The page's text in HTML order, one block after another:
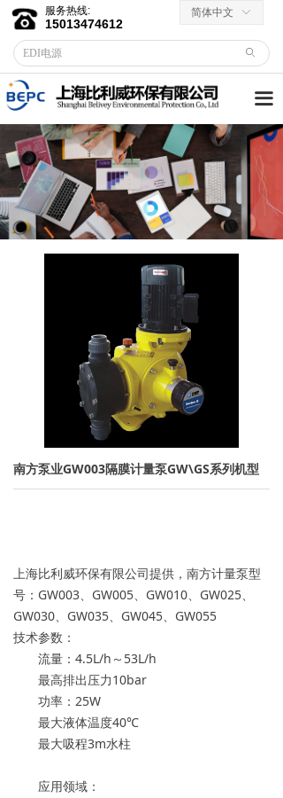
끀
首页
关于我们
客户服务
→ 合作伙伴
→资料下载
产品中心
→ EDI膜堆
→RO反渗透膜
→ 离子交换树脂
→ 保安过滤器
→ 板式换热器
→ PE水箱及配件
→ 水处理药剂
新闻资讯
→ 行业新闻
→ 公司新闻
服务热线:
15013474612
ꄙ
ꀅ
简体中文
南方泵业GW003隔膜计量泵GW\GS系列机型
上海比利威环保有限公司提供，南方计量泵型
号：GW003、GW005、GW010、GW025、
GW030、GW035、GW045、GW055
技术参数：
流量：4.5L/h～53L/h
最高排出压力10bar
功率：25W
最大液体温度40℃
最大吸程3m水柱
应用领域：